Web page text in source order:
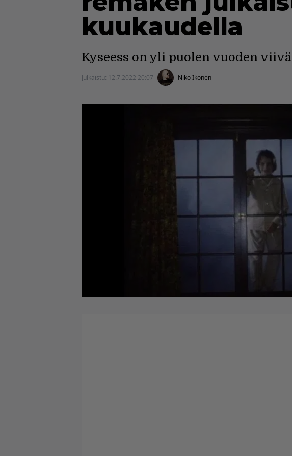
kuukaudella
Kyseess on yli puolen vuoden
Julkaistu: 12.7.2022 20:07 Niko Ikonen